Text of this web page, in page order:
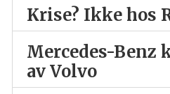
Krise? Ikke hos
Mercedes-Benz
av Volvo